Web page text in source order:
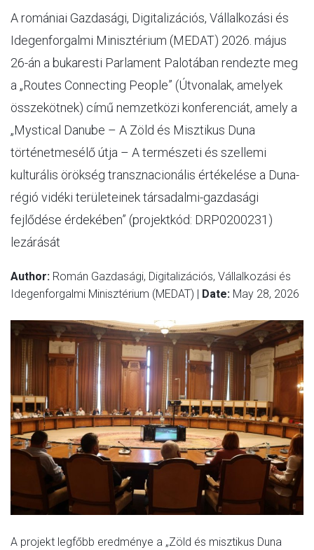
A romániai Gazdasági, Digitalizációs, Vállalkozási és
Idegenforgalmi Minisztérium (MEDAT) 2026. május
26-án a bukaresti Parlament Palotában rendezte meg
a „Routes Connecting People” (Útvonalak, amelyek
összekötnek) című nemzetközi konferenciát, amely a
„Mystical Danube – A Zöld és Misztikus Duna
történetmesélő útja – A természeti és szellemi
kulturális örökség transznacionális értékelése a Duna-
régió vidéki területeinek társadalmi-gazdasági
fejlődése érdekében” (projektkód: DRP0200231)
lezárását
Author: Román Gazdasági, Digitalizációs, Vállalkozási és
Idegenforgalmi Minisztérium (MEDAT) | Date: May 28, 2026
A projekt legfőbb eredménye a „Zöld és misztikus Duna